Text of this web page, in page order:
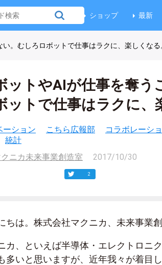
ショップ 最新
。むしろロボットで仕事はラクに、楽しくなる
ットやAIが仕事を奪う
ットで仕事はラクに、
ーション こちら広報部 コラボレーシ
統計
ニカ未来事業創造室
2017/10/30
2
ちは。株式会社マクニカ、未来事業
カ、といえば半導体・エレクトロニ
多いと思いますが、近年我々が着目